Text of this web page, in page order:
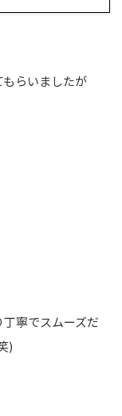
らいましたが
寧でスムーズだ
)